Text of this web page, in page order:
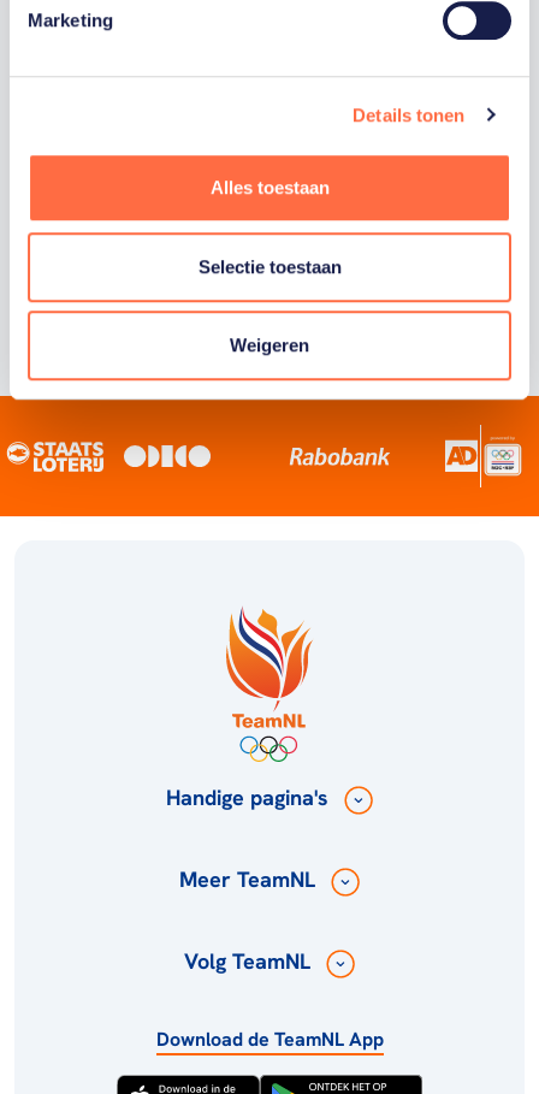
Marketing
Details tonen
Alles toestaan
Selectie toestaan
Weigeren
Staatsloterij is trotse hoofdsponsor van
sportiefste land van de wereld maken.
Handige pagina's
Meer TeamNL
Volg TeamNL
Download de TeamNL App